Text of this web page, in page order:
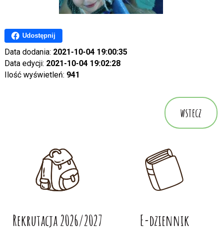
Udostępnij
Data dodania: 2021-10-04 19:00:35
Data edycji: 2021-10-04 19:02:28
Ilość wyświetleń: 941
wstecz
Rekrutacja 2026/2027 E-dziennik